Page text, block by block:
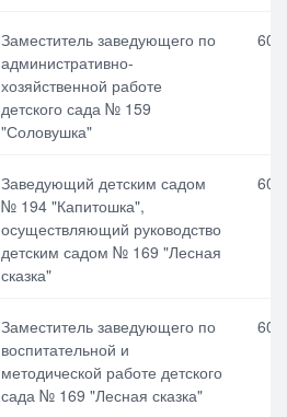
Заместитель заведующего по
административно-
хозяйственной работе
детского сада № 159
"Соловушка"
Заведующий детским садом
№ 194 "Капитошка",
осуществляющий руководство
детским садом № 169 "Лесная
сказка"
Заместитель заведующего по
воспитательной и
методической работе детского
сада № 169 "Лесная сказка"